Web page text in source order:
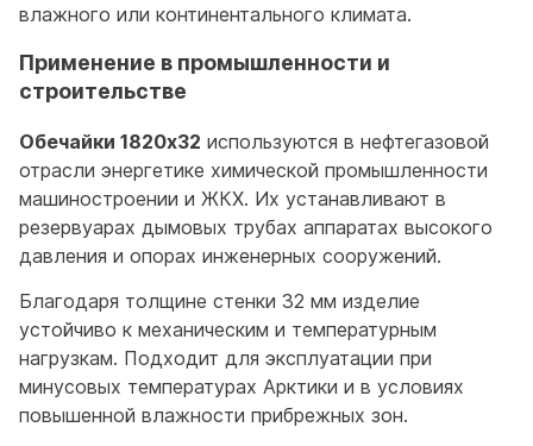
влажного или континентального климата.
Применение в промышленности и
строительстве
Обечайки 1820х32 используются в нефтегазовой
отрасли энергетике химической промышленности
машиностроении и ЖКХ. Их устанавливают в
резервуарах дымовых трубах аппаратах высокого
давления и опорах инженерных сооружений.
Благодаря толщине стенки 32 мм изделие
устойчиво к механическим и температурным
нагрузкам. Подходит для эксплуатации при
минусовых температурах Арктики и в условиях
повышенной влажности прибрежных зон.